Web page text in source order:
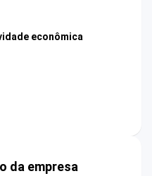
econômica
da empresa